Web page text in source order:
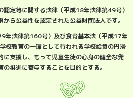
認定等に関する法律 （平成18年法律第49号）
から公益性を認定された公益財団法人です。
年法律第160号）及び食育基本法（平成17年
学校教育の一環として行われる学校給食の円滑
支援し、 もって児童生徒の心身の健全な発
の推進に寄与することを目的とする。